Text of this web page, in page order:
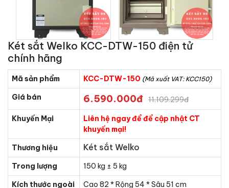
Két sắt Welko KCC-DTW-150 điện tử
chính hãng
Mã sản phẩm KCC-DTW-150 (Mã xuất VAT: KCC150)
Giá bán 6.590.000đ 11.109.299đ
Khuyến Mại
Liên hệ ngay để để cập nhật CT
khuyến mại!
Thương hiệu
Két sắt Welko
Trong lượng
150 kg ± 5 kg
Kích thước ngoài
Cao 82 * Rộng 54 * Sâu 51 cm